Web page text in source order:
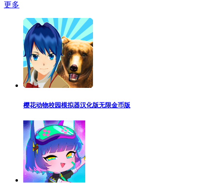
更多
樱花动物校园模拟器汉化版无限金币版